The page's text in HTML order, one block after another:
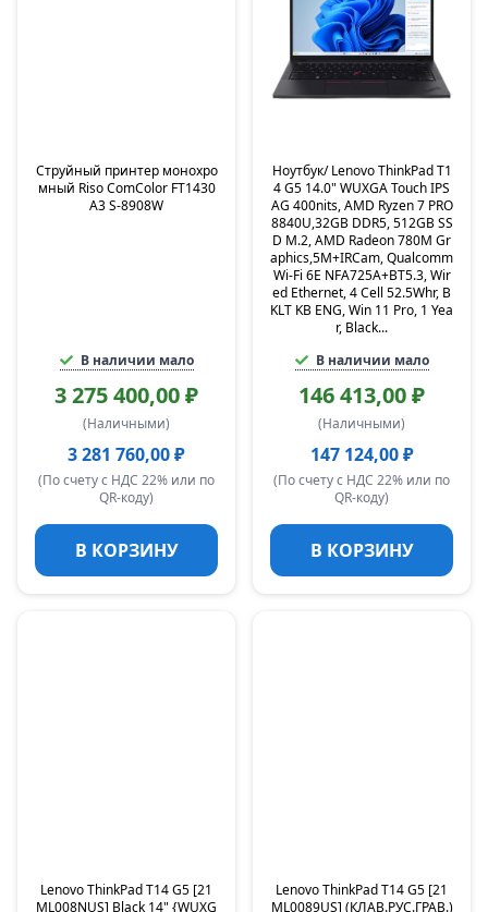
Струйный принтер монохро
мный Riso ComColor FT1430
А3 S-8908W
В наличии мало
3 275 400,00 ₽
(Наличными)
3 281 760,00 ₽
(По счету с НДС 22% или по
QR-коду)
В КОРЗИНУ
Ноутбук/ Lenovo ThinkPad T1
4 G5 14.0" WUXGA Touch IPS
AG 400nits, AMD Ryzen 7 PRO
8840U,32GB DDR5, 512GB SS
D M.2, AMD Radeon 780M Gr
aphics,5M+IRCam, Qualcomm
Wi-Fi 6E NFA725A+BT5.3, Wir
ed Ethernet, 4 Cell 52.5Whr, B
KLT KB ENG, Win 11 Pro, 1 Yea
r, Black...
В наличии мало
146 413,00 ₽
(Наличными)
147 124,00 ₽
(По счету с НДС 22% или по
QR-коду)
В КОРЗИНУ
Lenovo ThinkPad T14 G5 [21
ML008NUS] Black 14" {WUXG
Lenovo ThinkPad T14 G5 [21
ML0089US] (КЛАВ.РУС.ГРАВ.)